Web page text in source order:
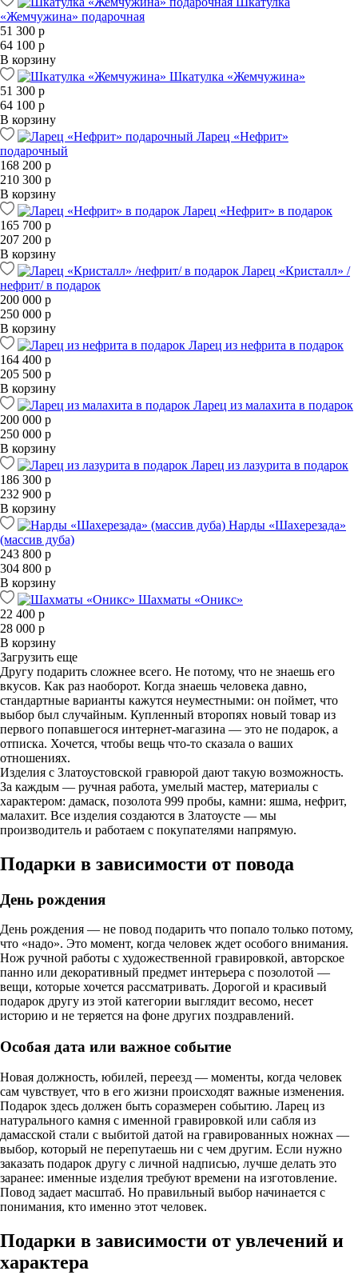
«Жемчужина» подарочная
51 300 р
64 100 р
В корзину
Шкатулка «Жемчужина»
51 300 р
64 100 р
В корзину
Ларец «Нефрит»
подарочный
168 200 р
210 300 р
В корзину
Ларец «Нефрит» в подарок
165 700 р
207 200 р
В корзину
Ларец «Кристалл» /
нефрит/ в подарок
200 000 р
250 000 р
В корзину
Ларец из нефрита в подарок
164 400 р
205 500 р
В корзину
Ларец из малахита в подарок
200 000 р
250 000 р
В корзину
Ларец из лазурита в подарок
186 300 р
232 900 р
В корзину
Нарды «Шахерезада»
(массив дуба)
243 800 р
304 800 р
В корзину
Шахматы «Оникс»
22 400 р
28 000 р
В корзину
Загрузить еще
Другу подарить сложнее всего. Не потому, что не знаешь его
вкусов. Как раз наоборот. Когда знаешь человека давно,
стандартные варианты кажутся неуместными: он поймет, что
выбор был случайным. Купленный второпях новый товар из
первого попавшегося интернет-магазина — это не подарок, а
отписка. Хочется, чтобы вещь что-то сказала о ваших
отношениях.
Изделия с Златоустовской гравюрой дают такую возможность.
За каждым — ручная работа, умелый мастер, материалы с
характером: дамаск, позолота 999 пробы, камни: яшма, нефрит,
малахит. Все изделия создаются в Златоусте — мы
производитель и работаем с покупателями напрямую.
Подарки в зависимости от повода
День рождения
День рождения — не повод подарить что попало только потому,
что «надо». Это момент, когда человек ждет особого внимания.
Нож ручной работы с художественной гравировкой, авторское
панно или декоративный предмет интерьера с позолотой —
вещи, которые хочется рассматривать. Дорогой и красивый
подарок другу из этой категории выглядит весомо, несет
историю и не теряется на фоне других поздравлений.
Особая дата или важное событие
Новая должность, юбилей, переезд — моменты, когда человек
сам чувствует, что в его жизни происходят важные изменения.
Подарок здесь должен быть соразмерен событию. Ларец из
натурального камня с именной гравировкой или сабля из
дамасской стали с выбитой датой на гравированных ножнах —
выбор, который не перепутаешь ни с чем другим. Если нужно
заказать подарок другу с личной надписью, лучше делать это
заранее: именные изделия требуют времени на изготовление.
Повод задает масштаб. Но правильный выбор начинается с
понимания, кто именно этот человек.
Подарки в зависимости от увлечений и
характера